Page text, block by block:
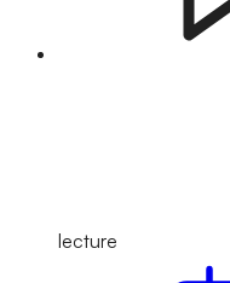
lecture